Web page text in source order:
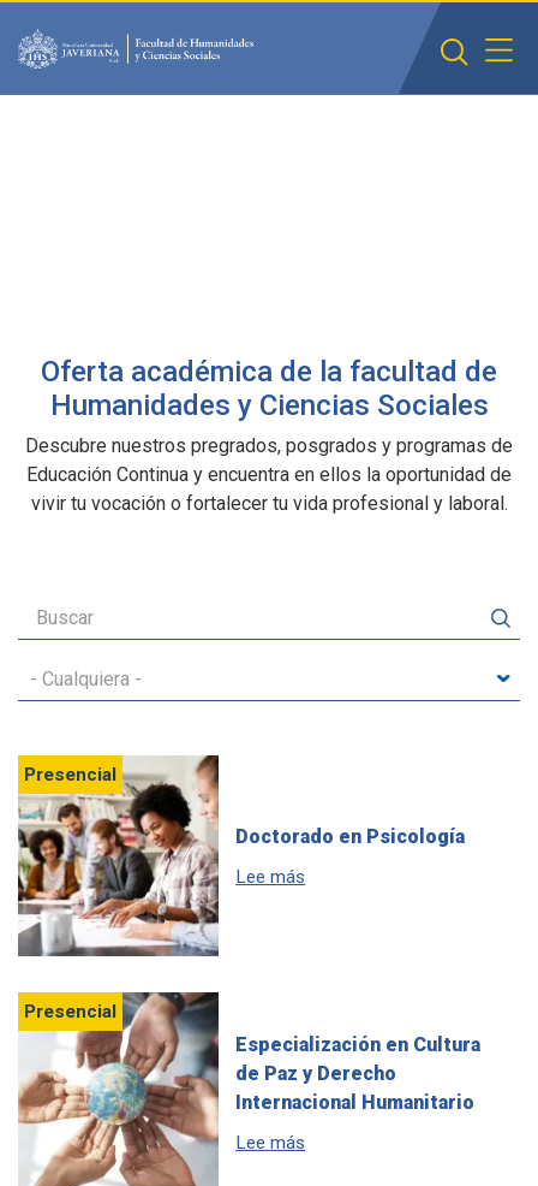
Oferta académica de la facultad de
Humanidades y Ciencias Sociales
Descubre nuestros pregrados, posgrados y programas de
Educación Continua y encuentra en ellos la oportunidad de
vivir tu vocación o fortalecer tu vida profesional y laboral.
Presencial
Doctorado en Psicología
Lee más
Presencial
Especialización en Cultura
de Paz y Derecho
Internacional Humanitario
Lee más